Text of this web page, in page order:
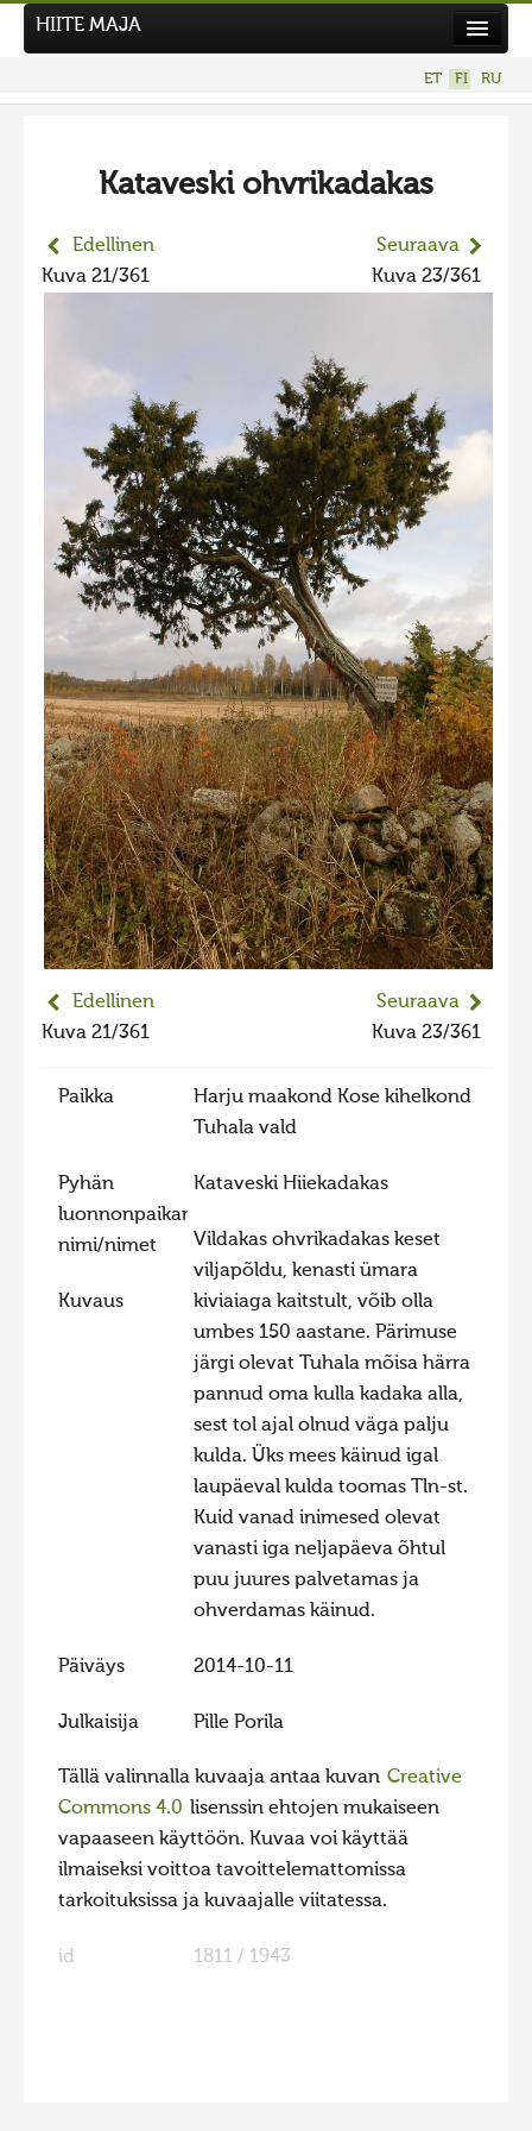
Hiite kuvavõistlus 2026
Hiisien kuvakilpailu 2025
Hiisien kuvakilpailu 2024
2024 kuvakilpailu lisä
Liikkuvat kuvat 2024
Hiisien kuvakilpailu 2023
2023 kuvakilpailu lisä
Liikkuvat kuvat 2023
Hiite kuvavõistlus 2022
Hiite kuvavõistlus 2022 lisa
Liikkuvat kuvat 2022
Hiite kuvavõistlus 2021
Liikkuvat kuvat 2021
Hiite kuvavõistlus 2020
Liikkuvat kuvat 2020
Hiite kuvavõistlus 2019
Hiite kuvavõistlus 2018
Hiite kuvavõistlus 2015
Hiite kuvavõistlus 2013
Hiite kuvavõistlus 2012
Hiite kuvavõistlus 2011
Hiite kuvavõistlus 2010
Hiite kuvavõistlus 2008
HIITE MAJA
ET FI RU
Kataveski ohvrikadakas
Edellinen
Kuva 21/361
Seuraava
Kuva 23/361
Edellinen
Kuva 21/361
Seuraava
Kuva 23/361
Paikka
Harju maakond Kose kihelkond
Tuhala vald
Pyhän
luonnonpaikan
nimi/nimet
Kataveski Hiiekadakas
Kuvaus
Vildakas ohvrikadakas keset
viljapõldu, kenasti ümara
kiviaiaga kaitstult, võib olla
umbes 150 aastane. Pärimuse
järgi olevat Tuhala mõisa härra
pannud oma kulla kadaka alla,
sest tol ajal olnud väga palju
kulda. Üks mees käinud igal
laupäeval kulda toomas Tln-st.
Kuid vanad inimesed olevat
vanasti iga neljapäeva õhtul
puu juures palvetamas ja
ohverdamas käinud.
Päiväys 2014-10-11
Julkaisija Pille Porila
Tällä valinnalla kuvaaja antaa kuvan Creative
Commons 4.0 lisenssin ehtojen mukaiseen
vapaaseen käyttöön. Kuvaa voi käyttää
ilmaiseksi voittoa tavoittelemattomissa
tarkoituksissa ja kuvaajalle viitatessa.
id 1811 / 1943